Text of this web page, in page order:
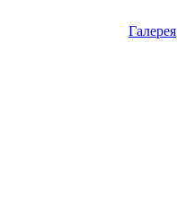
Галерея